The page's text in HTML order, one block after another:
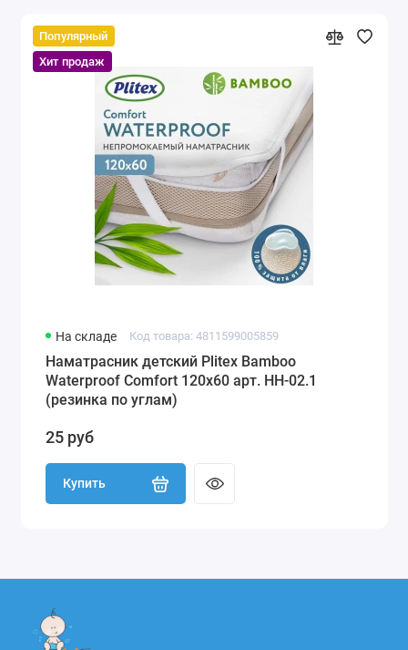
Популярный
Хит продаж
На складе Код товара: 4811599005859
Наматрасник детский Plitex Bamboo
Waterproof Comfort 120х60 арт. НН-02.1
(резинка по углам)
25 руб
Купить